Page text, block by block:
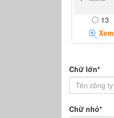
13
Xem
Chữ lớn*
Chữ nhỏ*